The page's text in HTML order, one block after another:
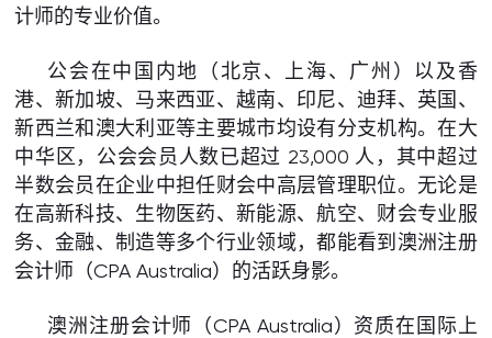
计师的专业价值。
公会在中国内地（北京、上海、广州）以及香
港、新加坡、马来西亚、越南、印尼、迪拜、英国、
新西兰和澳大利亚等主要城市均设有分支机构。在大
中华区，公会会员人数已超过 23,000 人，其中超过
半数会员在企业中担任财会中高层管理职位。无论是
在高新科技、生物医药、新能源、航空、财会专业服
务、金融、制造等多个行业领域，都能看到澳洲注册
会计师（CPA Australia）的活跃身影。
澳洲注册会计师（CPA Australia）资质在国际上